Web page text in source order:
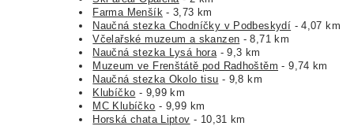
Farma Menšík - 3,73 km
Naučná stezka Chodníčky v Podbeskydí - 4,07 km
Včelařské muzeum a skanzen - 8,71 km
Naučná stezka Lysá hora - 9,3 km
Muzeum ve Frenštátě pod Radhoštěm - 9,74 km
Naučná stezka Okolo tisu - 9,8 km
Klubíčko - 9,99 km
MC Klubíčko - 9,99 km
Horská chata Liptov - 10,31 km